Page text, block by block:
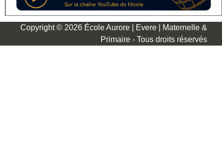
Copyright © 2026 École Aurore | Evere | Maternelle &
Primaire - Tous droits réservés